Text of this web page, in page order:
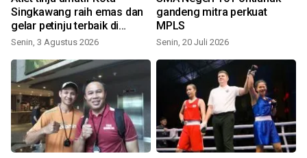
Singkawang raih emas dan
gelar petinju terbaik di
Malaysia
Senin, 3 Agustus 2026
gandeng mitra perkuat
MPLS
Senin, 20 Juli 2026